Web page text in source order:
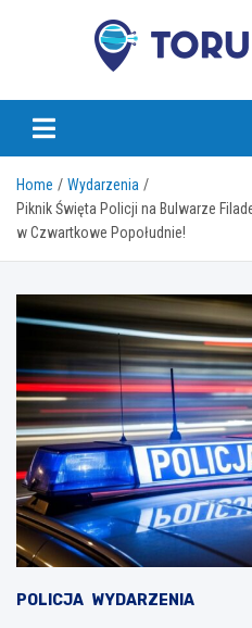
Home
Wydarzenia
Piknik Święta Policji na Bulwarze
w Czwartkowe Popołudnie!
POLICJA WYDARZENIA